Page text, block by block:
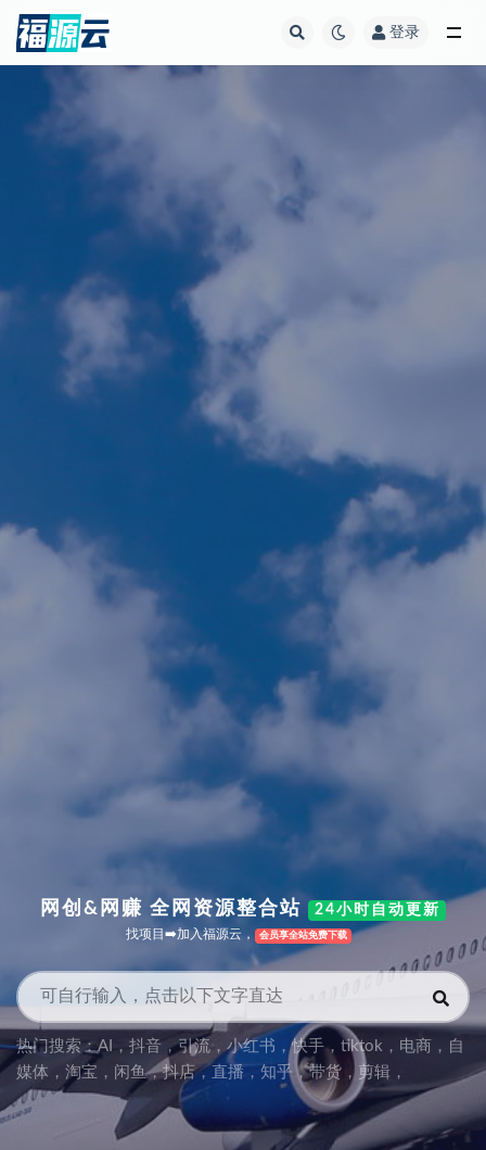
登录
网创&网赚 全网资源整合站 24小时自动更新
找项目➡️加入福源云， 会员享全站免费下载
热门搜索：AI ， 抖音 ，引流， 小红书 ，快手， tiktok ， 电商 ， 自
媒体 ， 淘宝 ， 闲鱼，抖店，直播 ， 知乎 ，带货 ， 剪辑 ，